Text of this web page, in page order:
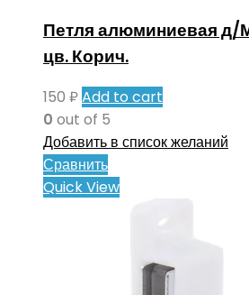
Петля алюминиевая
цв. Корич.
150 ₽Add to cart
0 out of 5
Добавить в список желаний
Сравнить
Quick View